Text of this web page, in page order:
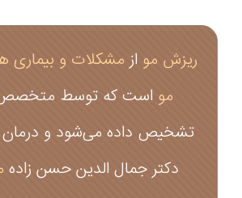
ریزش مو ازمشکلات و
مو است که توسط
تشخیص داده می‌شود و
دکتر جمال الدین حسن زاده